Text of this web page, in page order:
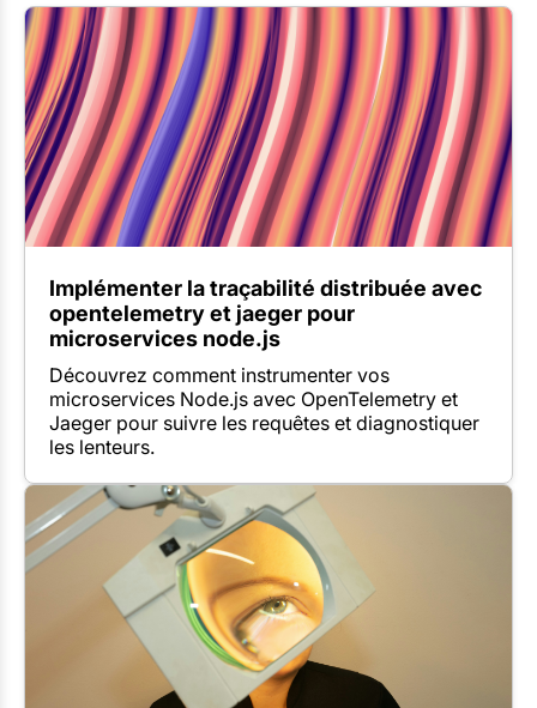
Implémenter la traçabilité distribuée avec
opentelemetry et jaeger pour
microservices node.js
Découvrez comment instrumenter vos
microservices Node.js avec OpenTelemetry et
Jaeger pour suivre les requêtes et diagnostiquer
les lenteurs.